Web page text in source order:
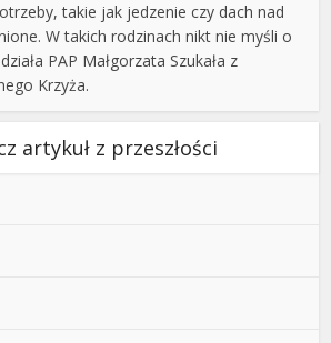
takie jak jedzenie czy dach nad
W takich rodzinach nikt nie myśli o
PAP Małgorzata Szukała z
Krzyża.
artykuł z przeszłości